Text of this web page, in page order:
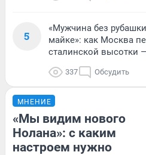
5
«Мужчина без
майке»: как Москва
сталинской высотки
337 Обсудить
МНЕНИЕ
«Мы видим нового
Нолана»: с каким
настроем нужно